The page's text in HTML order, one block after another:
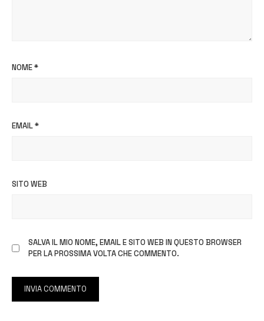
NOME*
EMAIL*
SITO WEB
SALVA IL MIO NOME, EMAIL E SITO WEB IN QUESTO BROWSER
PER LA PROSSIMA VOLTA CHE COMMENTO.